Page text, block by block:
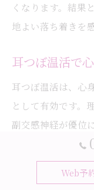
くなります。結果
地よい落ち着きを
耳つぼ温活で
耳つぼ温活は、心
として有効です。
副交感神経が優位
めです。例えば、
耳の特定のつぼを
な緊張が和らぎま
Web予